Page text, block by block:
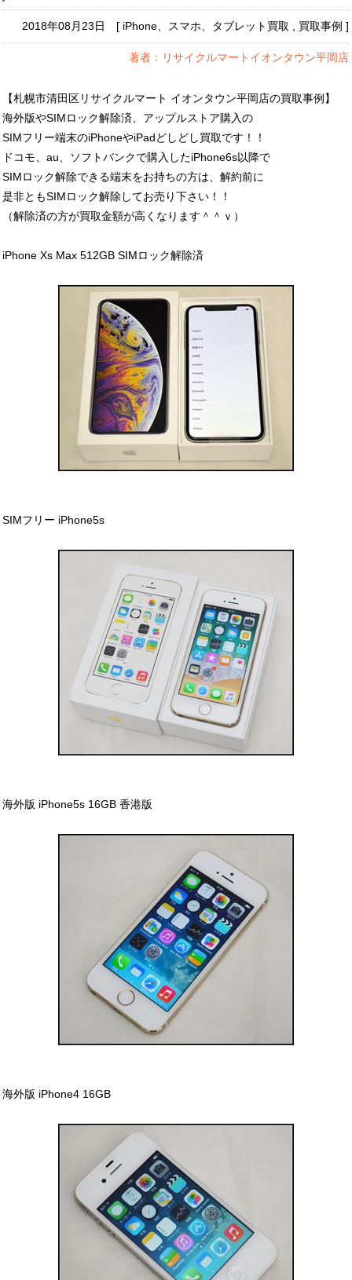
2018年08月23日 [ iPhone、スマホ、タブレット買取 , 買取事例 ]
著者：リサイクルマートイオンタウン平岡店
【札幌市清田区リサイクルマート イオンタウン平岡店の買取事例】
海外版やSIMロック解除済、アップルストア購入の
SIMフリー端末のiPhoneやiPadどしどし買取です！！
ドコモ、au、ソフトバンクで購入したiPhone6s以降で
SIMロック解除できる端末をお持ちの方は、解約前に
是非ともSIMロック解除してお売り下さい！！
（解除済の方が買取金額が高くなります＾＾ｖ）
iPhone Xs Max 512GB SIMロック解除済
SIMフリー iPhone5s
海外版 iPhone5s 16GB 香港版
海外版 iPhone4 16GB